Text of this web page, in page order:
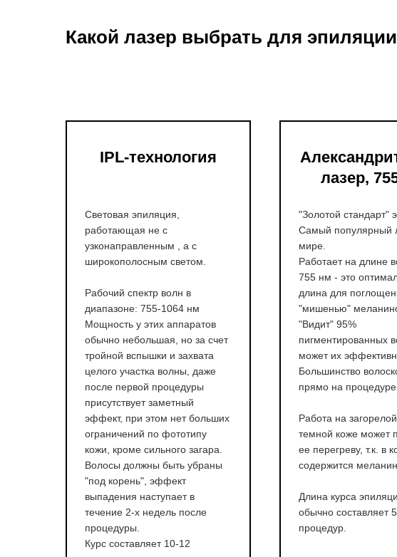
Какой лазер выбрать для
IPL-технология
Световая эпиляция,
работающая не с
узконаправленным , а с
широкополосным светом.
Рабочий спектр волн в
диапазоне: 755-1064 нм
Мощность у этих аппаратов
обычно небольшая, но за счет
тройной вспышки и захвата
целого участка волны, даже
после первой процедуры
присутствует заметный
эффект, при этом нет больших
ограничений по фототипу
кожи, кроме сильного загара.
Волосы должны быть убраны
"под корень", эффект
выпадения наступает в
течение 2-х недель после
процедуры.
Курс составляет 10-12
лазер,
"Золотой стандарт"
Самый популярный
мире.
Работает на длине
755 нм - это
длина для
"мишенью"
"Видит" 95%
пигментированных
может их
Большинство
прямо на процедуре
Работа на
темной коже может
ее перегреву, т.к. в
содержится
Длина курса
обычно составляет
процедур.